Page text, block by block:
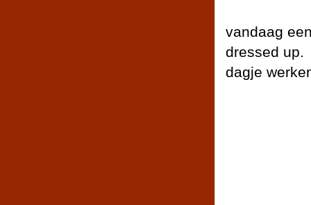
vandaag
dressed up.
dagje